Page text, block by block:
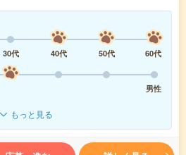
30代 40代 50代
60代
男性
もっと見る